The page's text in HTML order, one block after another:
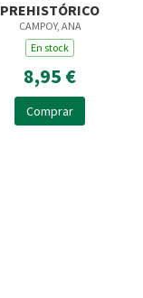
PREHISTÓRICO
CAMPOY, ANA
En stock
8,95 €
Comprar